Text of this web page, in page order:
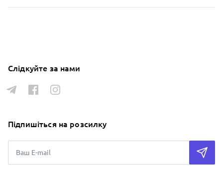
Слідкуйте за нами
Підпишіться на розсилку